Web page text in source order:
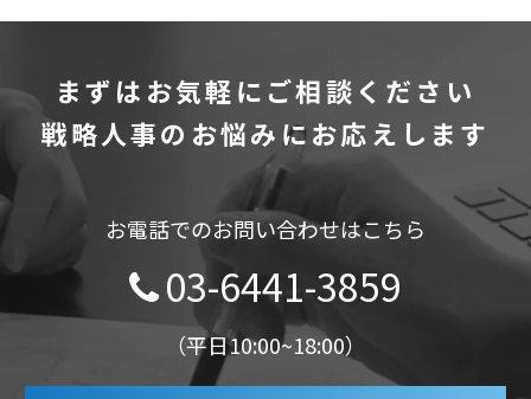
まずはお気軽にご相談ください
戦略人事のお悩みにお応えします
お電話でのお問い合わせはこちら
03-6441-3859
（平日10:00~18:00）